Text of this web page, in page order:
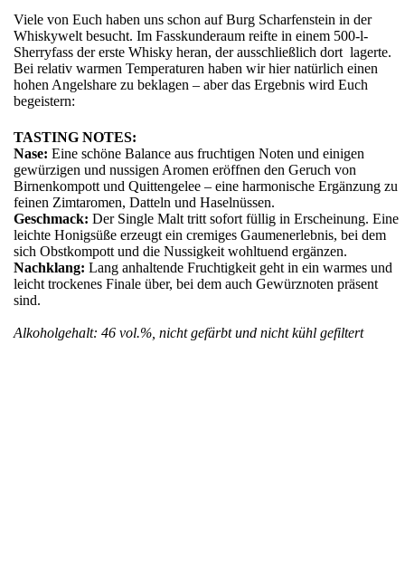
Viele von Euch haben uns schon auf Burg Scharfenstein in der
Whiskywelt besucht. Im Fasskunderaum reifte in einem 500-l-
Sherryfass der erste Whisky heran, der ausschließlich dort lagerte.
Bei relativ warmen Temperaturen haben wir hier natürlich einen
hohen Angelshare zu beklagen – aber das Ergebnis wird Euch
begeistern:
TASTING NOTES:
Nase: Eine schöne Balance aus fruchtigen Noten und einigen
gewürzigen und nussigen Aromen eröffnen den Geruch von
Birnenkompott und Quittengelee – eine harmonische Ergänzung zu
feinen Zimtaromen, Datteln und Haselnüssen.
Geschmack: Der Single Malt tritt sofort füllig in Erscheinung. Eine
leichte Honigsüße erzeugt ein cremiges Gaumenerlebnis, bei dem
sich Obstkompott und die Nussigkeit wohltuend ergänzen.
Nachklang: Lang anhaltende Fruchtigkeit geht in ein warmes und
leicht trockenes Finale über, bei dem auch Gewürznoten präsent
sind.
Alkoholgehalt: 46 vol.%, nicht gefärbt und nicht kühl gefiltert